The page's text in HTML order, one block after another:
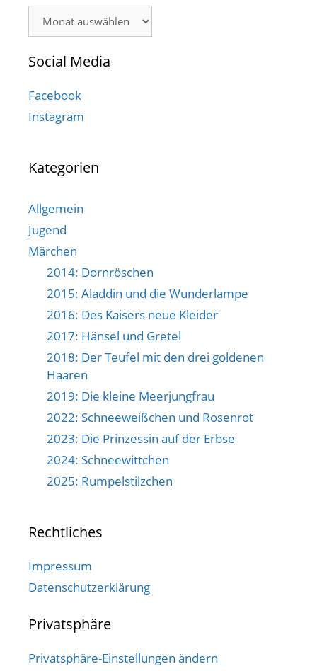
Social Media
Facebook
Instagram
Kategorien
Allgemein
Jugend
Märchen
2014: Dornröschen
2015: Aladdin und die Wunderlampe
2016: Des Kaisers neue Kleider
2017: Hänsel und Gretel
2018: Der Teufel mit den drei goldenen
Haaren
2019: Die kleine Meerjungfrau
2022: Schneeweißchen und Rosenrot
2023: Die Prinzessin auf der Erbse
2024: Schneewittchen
2025: Rumpelstilzchen
Rechtliches
Impressum
Datenschutzerklärung
Privatsphäre
Privatsphäre-Einstellungen ändern